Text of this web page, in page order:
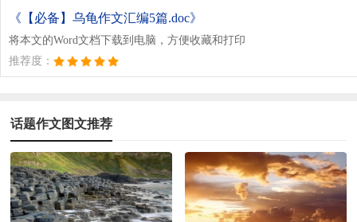
《【必备】乌龟作文汇编5篇.doc》
将本文的Word文档下载到电脑，方便收藏和打印
推荐度：
话题作文图文推荐